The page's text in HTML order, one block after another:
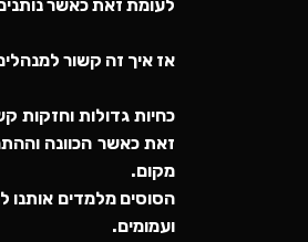
לעומת זאת כאשר
אז איך זה קשור
כחיות גדולות וחזקות
זאת כאשר הכוונה
מקום.
הסוסים מלמדים אותנו
ועמומים.